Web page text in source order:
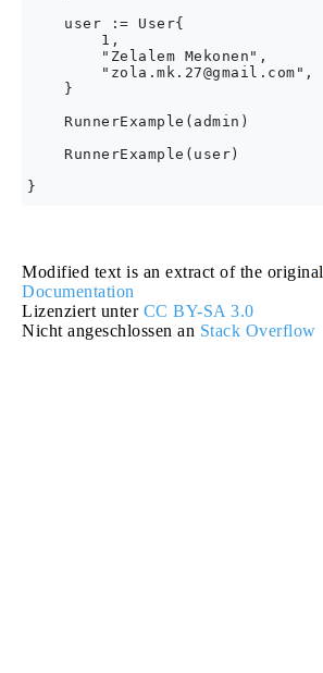
    user := User{
        1,
        "Zelalem Mekonen",
        "
zola.mk.27@gmail.com ",
    }
    RunnerExample(admin)
    RunnerExample(user)
Modified text is an extract of the original
Documentation
Lizenziert unter CC BY-SA 3.0
Nicht angeschlossen an Stack Overflow